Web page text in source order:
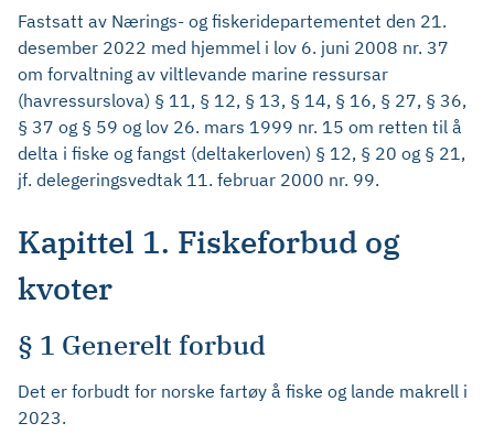
Fastsatt av Nærings- og fiskeridepartementet den 21.
desember 2022 med hjemmel i lov 6. juni 2008 nr. 37
om forvaltning av viltlevande marine ressursar
(havressurslova) § 11, § 12, § 13, § 14, § 16, § 27, § 36,
§ 37 og § 59 og lov 26. mars 1999 nr. 15 om retten til å
delta i fiske og fangst (deltakerloven) § 12, § 20 og § 21,
jf. delegeringsvedtak 11. februar 2000 nr. 99.
Kapittel 1. Fiskeforbud og
kvoter
§ 1 Generelt forbud
Det er forbudt for norske fartøy å fiske og lande makrell i
2023.